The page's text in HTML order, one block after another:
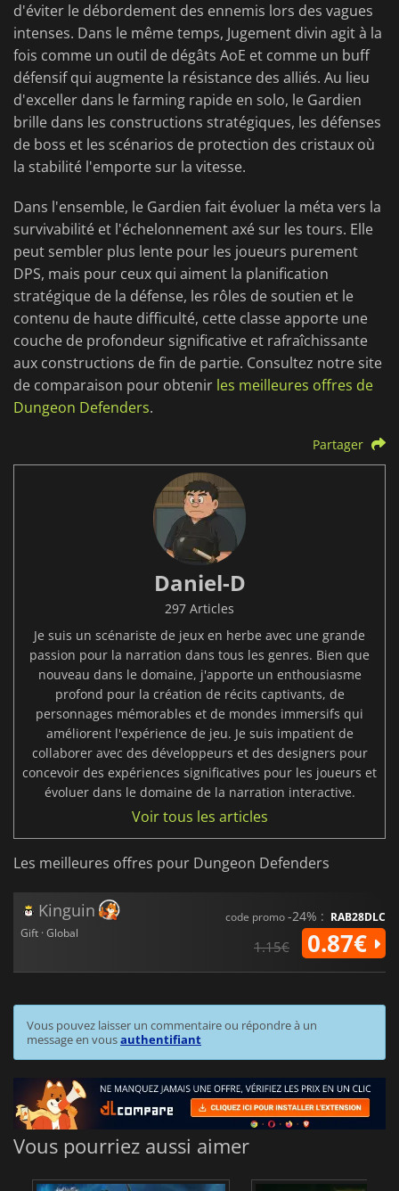
d'éviter le débordement des ennemis lors des vagues
intenses. Dans le même temps, Jugement divin agit à la
fois comme un outil de dégâts AoE et comme un buff
défensif qui augmente la résistance des alliés. Au lieu
d'exceller dans le farming rapide en solo, le Gardien
brille dans les constructions stratégiques, les défenses
de boss et les scénarios de protection des cristaux où
la stabilité l'emporte sur la vitesse.
Dans l'ensemble, le Gardien fait évoluer la méta vers la
survivabilité et l'échelonnement axé sur les tours. Elle
peut sembler plus lente pour les joueurs purement
DPS, mais pour ceux qui aiment la planification
stratégique de la défense, les rôles de soutien et le
contenu de haute difficulté, cette classe apporte une
couche de profondeur significative et rafraîchissante
aux constructions de fin de partie. Consultez notre site
de comparaison pour obtenir les meilleures offres de
Dungeon Defenders.
Partager
Daniel-D
297 Articles
Je suis un scénariste de jeux en herbe avec une grande
passion pour la narration dans tous les genres. Bien que
nouveau dans le domaine, j'apporte un enthousiasme
profond pour la création de récits captivants, de
personnages mémorables et de mondes immersifs qui
améliorent l'expérience de jeu. Je suis impatient de
collaborer avec des développeurs et des designers pour
concevoir des expériences significatives pour les joueurs et
évoluer dans le domaine de la narration interactive.
Voir tous les articles
Les meilleures offres pour Dungeon Defenders
Kinguin
Gift · Global
code promo-24% : RAB28DLC
1.15€ 0.87€
Vous pouvez laisser un commentaire ou répondre à un
message en vousauthentifiant
Vous pourriez aussi aimer